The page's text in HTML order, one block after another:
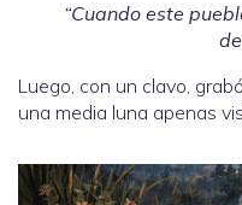
“Cuando este
Luego, con un clavo,
una media luna apenas